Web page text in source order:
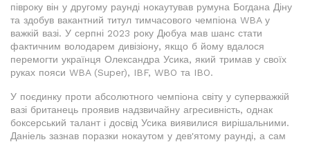
півроку він у другому раунді нокаутував румуна Богдана Діну
та здобув вакантний титул тимчасового чемпіона WBA у
важкій вазі. У серпні 2023 року Дюбуа мав шанс стати
фактичним володарем дивізіону, якщо б йому вдалося
перемогти українця Олександра Усика, який тримав у своїх
руках пояси WBA (Super), IBF, WBO та IBO.
У поєдинку проти абсолютного чемпіона світу у суперважкій
вазі британець проявив надзвичайну агресивність, однак
боксерський талант і досвід Усика виявилися вирішальними.
Даніель зазнав поразки нокаутом у дев'ятому раунді, а сам